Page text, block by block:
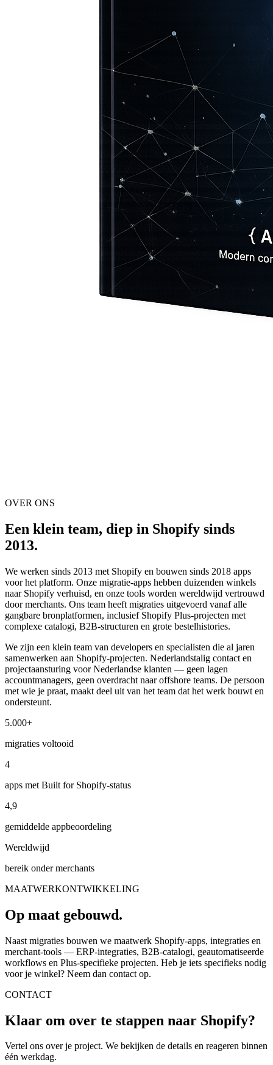
OVER ONS
Een klein team, diep in Shopify sinds
2013.
We werken sinds 2013 met Shopify en bouwen sinds 2018 apps
voor het platform. Onze migratie-apps hebben duizenden winkels
naar Shopify verhuisd, en onze tools worden wereldwijd vertrouwd
door merchants. Ons team heeft migraties uitgevoerd vanaf alle
gangbare bronplatformen, inclusief Shopify Plus-projecten met
complexe catalogi, B2B-structuren en grote bestelhistories.
We zijn een klein team van developers en specialisten die al jaren
samenwerken aan Shopify-projecten. Nederlandstalig contact en
projectaansturing voor Nederlandse klanten — geen lagen
accountmanagers, geen overdracht naar offshore teams. De persoon
met wie je praat, maakt deel uit van het team dat het werk bouwt en
ondersteunt.
5.000+
migraties voltooid
4
apps met Built for Shopify-status
4,9
gemiddelde appbeoordeling
Wereldwijd
bereik onder merchants
MAATWERKONTWIKKELING
Op maat gebouwd.
Naast migraties bouwen we maatwerk Shopify-apps, integraties en
merchant-tools — ERP-integraties, B2B-catalogi, geautomatiseerde
workflows en Plus-specifieke projecten. Heb je iets specifieks nodig
voor je winkel? Neem dan contact op.
CONTACT
Klaar om over te stappen naar Shopify?
Vertel ons over je project. We bekijken de details en reageren binnen
één werkdag.